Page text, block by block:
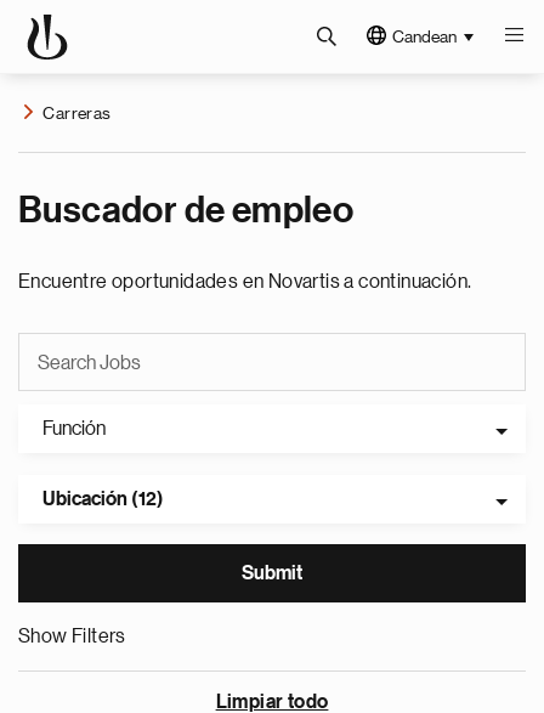
Candean
Carreras
Buscador de empleo
Encuentre oportunidades en Novartis a continuación.
Función
Ubicación (12)
Show Filters
Limpiar todo